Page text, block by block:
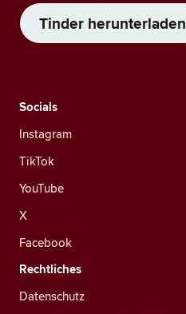
Tinder herunterladen
Socials
Instagram
TikTok
YouTube
X
Facebook
Rechtliches
Datenschutz